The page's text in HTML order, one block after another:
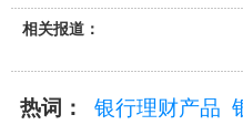
相关报道：
热词： 银行理财产品